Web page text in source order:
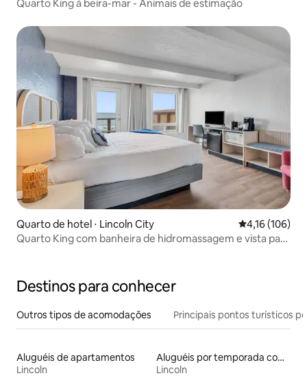
Quarto King à beira-mar - Animais de estimação
Quarto de hotel ⋅ Lincoln City 4,16 de uma
4,16 (106)
Quarto King com banheira de hidromassagem e vista para
Destinos para conhecer
Outros tipos de acomodações Principais pontos turísticos
Aluguéis de apartamentos
Lincoln
Aluguéis por temporada com café da manhã
Lincoln